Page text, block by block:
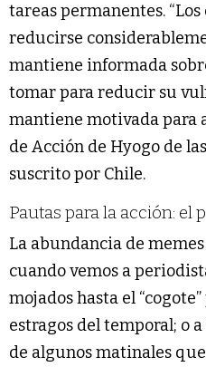
tareas permanentes.
reducirse
mantiene informada
tomar para reducir su
mantiene motivada para
de Acción de Hyogo de
suscrito por Chile.
Pautas para la acción: el
La abundancia de
cuando vemos a
mojados hasta el
estragos del temporal; o
de algunos matinales